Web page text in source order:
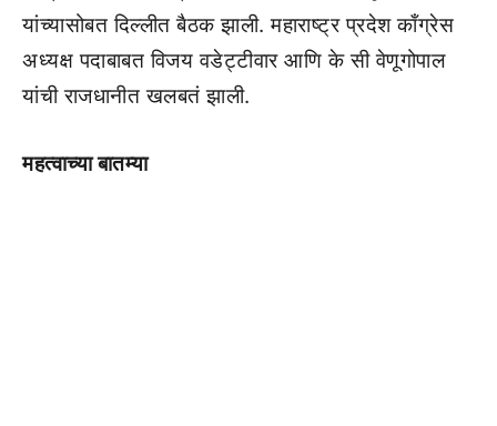
यांच्यासोबत दिल्लीत बैठक झाली. महाराष्ट्र प्रदेश काँग्रेस
अध्यक्ष पदाबाबत विजय वडेट्टीवार आणि के सी वेणूगोपाल
यांची राजधानीत खलबतं झाली.
महत्वाच्या बातम्या